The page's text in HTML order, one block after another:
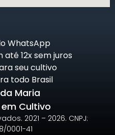
WhatsApp
12x sem juros
seu cultivo
todo Brasil
Maria
em Cultivo
2021 – 2026. CNPJ:
0001-41